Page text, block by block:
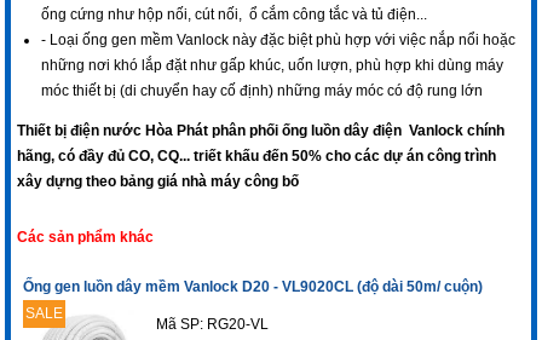
ống cứng như hộp nối, cút nối,ổ cắm công tắc vàtủ điện...
- Loại ống gen mềm Vanlock này đặc biệt phù hợp với việc nắp nổi hoặc
những nơi khó lắp đặt như gấp khúc, uốn lượn, phù hợp khi dùng máy
móc thiết bị (di chuyển hay cố định) những máy móc có độ rung lớn
Thiết bị điện nước Hòa Phát phân phốiống luồn dây điện Vanlock chính
hãng, có đầy đủ CO, CQ... triết khấu đến 50% cho các dự án công trình
xây dựng theo bảng giá nhà máy công bố
Các sản phẩm khác
Ống gen luồn dây mềm Vanlock D20 - VL9020CL (độ dài 50m/ cuộn)
SALE
Mã SP: RG20-VL